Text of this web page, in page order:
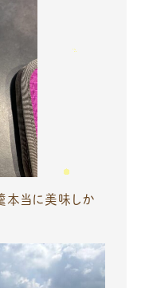
当に美味しか